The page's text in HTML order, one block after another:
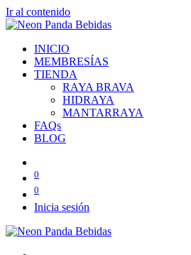
Ir al contenido
INICIO
MEMBRESÍAS
TIENDA
RAYA BRAVA
HIDRAYA
MANTARRAYA
FAQs
BLOG
0
0
Inicia sesión